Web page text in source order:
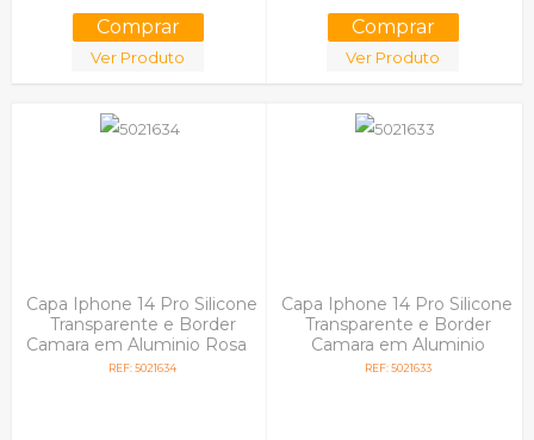
Ver Produto Ver Produto
Capa Iphone 14 Pro Silicone
Transparente e Border
Camara em Aluminio Rosa
REF: 5021634
Capa Iphone 14 Pro Silicone
Transparente e Border
Camara em Aluminio
Preto
REF: 5021633